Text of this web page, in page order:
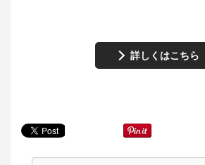
詳しくはこちら